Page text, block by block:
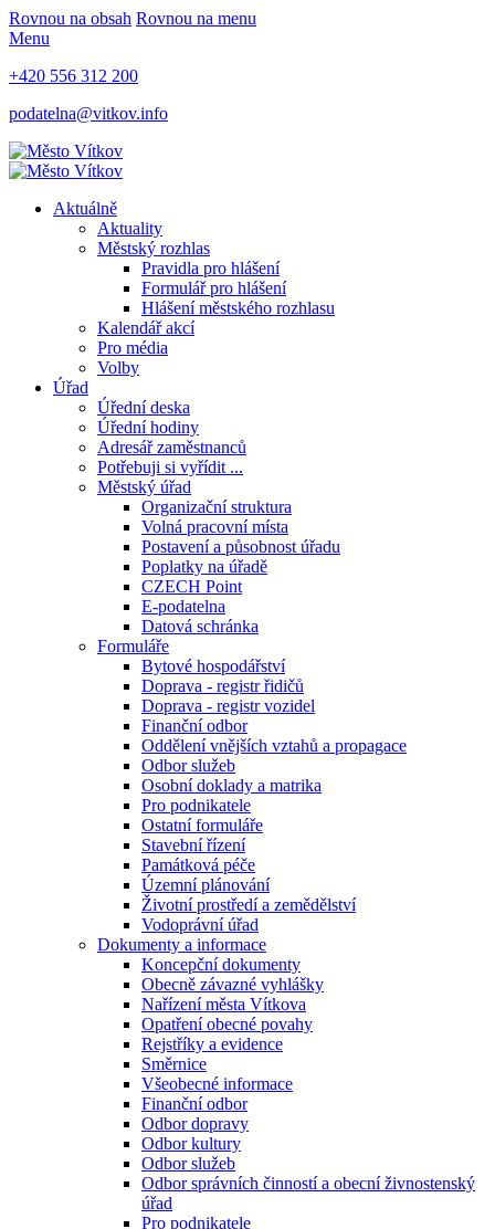
Rovnou na obsah Rovnou na menu
Menu
+420 556 312 200
podatelna@vitkov.info
Aktuálně
Aktuality
Městský rozhlas
Pravidla pro hlášení
Formulář pro hlášení
Hlášení městského rozhlasu
Kalendář akcí
Pro média
Volby
Úřad
Úřední deska
Úřední hodiny
Adresář zaměstnanců
Potřebuji si vyřídit ...
Městský úřad
Organizační struktura
Volná pracovní místa
Postavení a působnost úřadu
Poplatky na úřadě
CZECH Point
E-podatelna
Datová schránka
Formuláře
Bytové hospodářství
Doprava - registr řidičů
Doprava - registr vozidel
Finanční odbor
Oddělení vnějších vztahů a propagace
Odbor služeb
Osobní doklady a matrika
Pro podnikatele
Ostatní formuláře
Stavební řízení
Památková péče
Územní plánování
Životní prostředí a zemědělství
Vodoprávní úřad
Dokumenty a informace
Koncepční dokumenty
Obecně závazné vyhlášky
Nařízení města Vítkova
Opatření obecné povahy
Rejstříky a evidence
Směrnice
Všeobecné informace
Finanční odbor
Odbor dopravy
Odbor kultury
Odbor služeb
Odbor správních činností a obecní živnostenský
úřad
Pro podnikatele